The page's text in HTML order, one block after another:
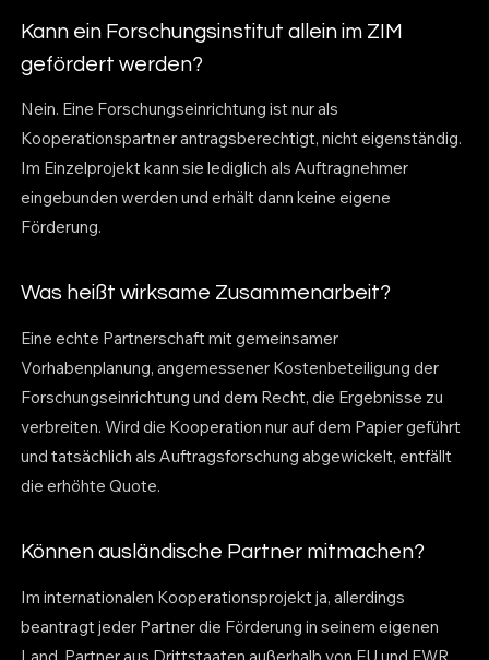
Kann ein Forschungsinstitut allein im ZIM
gefördert werden?
Nein. Eine Forschungseinrichtung ist nur als
Kooperationspartner antragsberechtigt, nicht eigenständig.
Im Einzelprojekt kann sie lediglich als Auftragnehmer
eingebunden werden und erhält dann keine eigene
Förderung.
Was heißt wirksame Zusammenarbeit?
Eine echte Partnerschaft mit gemeinsamer
Vorhabenplanung, angemessener Kostenbeteiligung der
Forschungseinrichtung und dem Recht, die Ergebnisse zu
verbreiten. Wird die Kooperation nur auf dem Papier geführt
und tatsächlich als Auftragsforschung abgewickelt, entfällt
die erhöhte Quote.
Können ausländische Partner mitmachen?
Im internationalen Kooperationsprojekt ja, allerdings
beantragt jeder Partner die Förderung in seinem eigenen